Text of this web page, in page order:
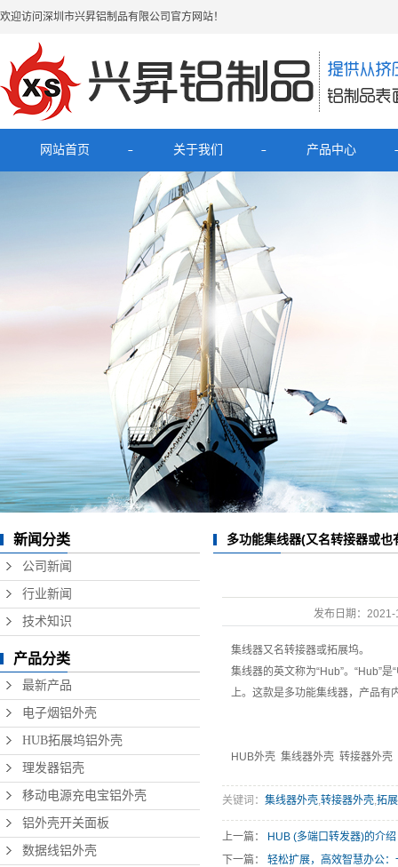
欢迎访问深圳市兴昇铝制品有限公司官方网站！
网站首页 关于我们
公司简介
联系我们
产品中心
移动电源充电宝铝外壳
数据线铝外壳
硬盘盒铝外壳
新闻分类
公司新闻
行业新闻
技术知识
产品分类
最新产品
电子烟铝外壳
HUB拓展坞铝外壳
理发器铝壳
移动电源充电宝铝外壳
铝外壳开关面板
数据线铝外壳
多功能集线器(又名转接器或也
发布日期： 2021-
集线器又名转接器或拓展坞。
集线器的英文称为“Hub”。“Hub”
上。这款是多功能集线器，产品有
HUB外壳 集线器外壳 转接器外壳
关键词： 集线器外壳,转接器外壳,拓
上一篇：
HUB (多端口转发器)的介绍
下一篇： 轻松扩展，高效智慧办公